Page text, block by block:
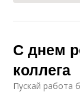
С днем
коллега
Пускай работа